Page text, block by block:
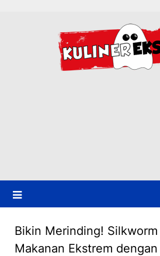
Bikin Merinding! Silkworm
Makanan Ekstrem dengan